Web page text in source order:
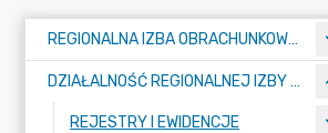
REGIONALNA IZBA OBRACHUNKOWA W POZNANIU
DZIAŁALNOŚĆ REGIONALNEJ IZBY OBRACHUNKOWEJ W POZNANIU
REJESTRY I EWIDENCJE